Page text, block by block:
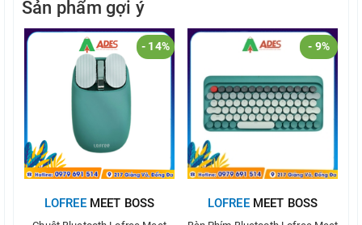
Sản phẩm gợi ý
- 14%
LOFREEMEET BOSS
- 9%
LOFREEMEET BOSS